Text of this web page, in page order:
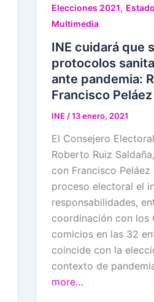
Elecciones 2021,
Multimedia
INE cuidará que
protocolos
ante pandemia:
Francisco Peláez
INE /13 enero, 2021
El Consejero
Roberto Ruiz
con Francisco
proceso electoral el
responsabilidades,
coordinación con los
comicios en las 32
coincide con la
contexto de
more…